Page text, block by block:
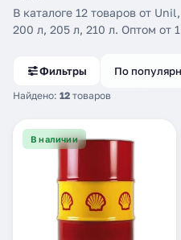
В каталоге 12 товаров от
200 л, 205 л, 210 л. Оптом от
Фильтры
Найдено: 12 товаров
По
В наличии